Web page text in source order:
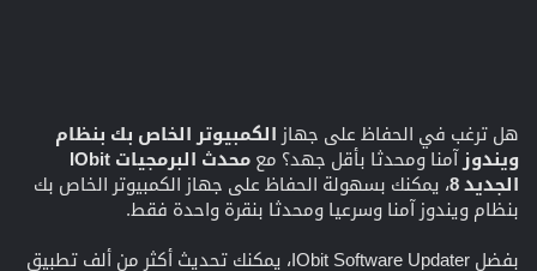
هل ترغب في الحفاظ على جهاز الكمبيوتر الخاص بك بنظام
ويندوز آمنا ومحدثا بأقل جهد؟ مع
محدث البرمجيات IObit
الجديد 8
، يمكنك بسهولة الحفاظ على جهاز الكمبيوتر الخاص بك
بنظام ويندوز آمنا وسرعيا ومحدثا بنقرة واحدة فقط.
بفضل IObit Software Updater، يمكنك تحديث أكثر من ألف تطبيق